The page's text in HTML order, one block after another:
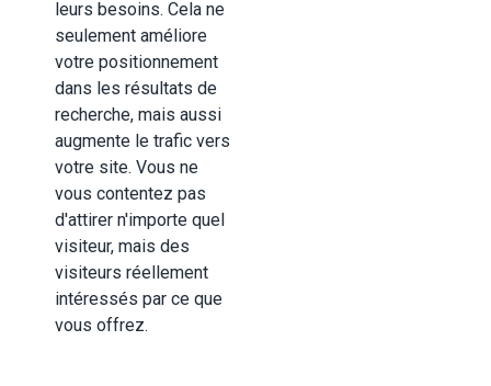
leurs besoins. Cela ne
seulement améliore
votre positionnement
dans les résultats de
recherche, mais aussi
augmente le trafic vers
votre site. Vous ne
vous contentez pas
d'attirer n'importe quel
visiteur, mais des
visiteurs réellement
intéressés par ce que
vous offrez.